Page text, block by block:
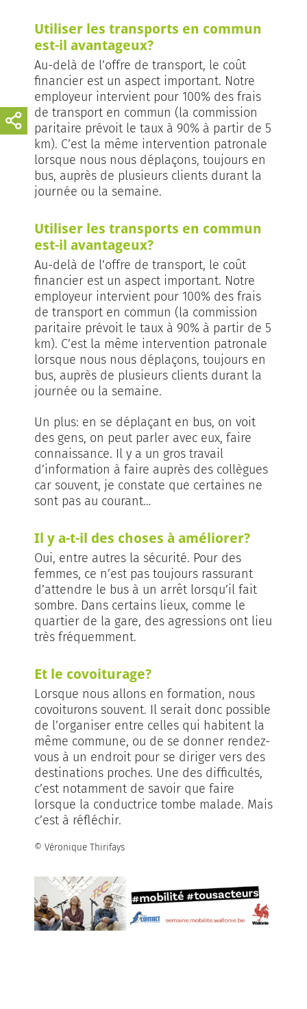
Utiliser les transports en commun
est-il avantageux?
Au-delà de l’offre de transport, le coût
financier est un aspect important. Notre
employeur intervient pour 100% des frais
de transport en commun (la commission
paritaire prévoit le taux à 90% à partir de 5
km). C’est la même intervention patronale
lorsque nous nous déplaçons, toujours en
bus, auprès de plusieurs clients durant la
journée ou la semaine.
Utiliser les transports en commun
est-il avantageux?
Au-delà de l’offre de transport, le coût
financier est un aspect important. Notre
employeur intervient pour 100% des frais
de transport en commun (la commission
paritaire prévoit le taux à 90% à partir de 5
km). C’est la même intervention patronale
lorsque nous nous déplaçons, toujours en
bus, auprès de plusieurs clients durant la
journée ou la semaine.
Un plus: en se déplaçant en bus, on voit
des gens, on peut parler avec eux, faire
connaissance. Il y a un gros travail
d’information à faire auprès des collègues
car souvent, je constate que certaines ne
sont pas au courant…
Il y a-t-il des choses à améliorer?
Oui, entre autres la sécurité. Pour des
femmes, ce n’est pas toujours rassurant
d’attendre le bus à un arrêt lorsqu’il fait
sombre. Dans certains lieux, comme le
quartier de la gare, des agressions ont lieu
très fréquemment.
Et le covoiturage?
Lorsque nous allons en formation, nous
covoiturons souvent. Il serait donc possible
de l’organiser entre celles qui habitent la
même commune, ou de se donner rendez-
vous à un endroit pour se diriger vers des
destinations proches. Une des difficultés,
c’est notamment de savoir que faire
lorsque la conductrice tombe malade. Mais
c’est à réfléchir.
© Véronique Thirifays